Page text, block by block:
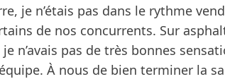
je n’étais pas dans le rythme
de nos concurrents. Sur
je n’avais pas de très bonnes
À nous de bien terminer la